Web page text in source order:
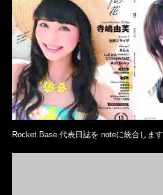
Rocket Base 代表日誌を noteに統合します